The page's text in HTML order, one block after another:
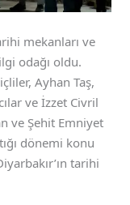
mekanları ve
odağı oldu.
Ayhan Taş,
ve İzzet Civril
ve Şehit Emniyet
dönemi konu
tarihi